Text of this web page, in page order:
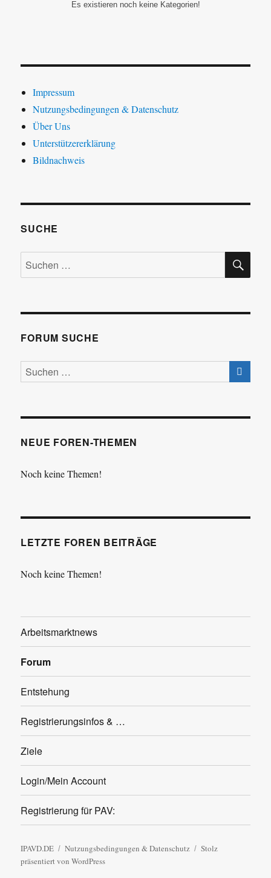
Es existieren noch keine Kategorien!
Impressum
Nutzungsbedingungen & Datenschutz
Über Uns
Unterstützererklärung
Bildnachweis
SUCHE
Suchen
nach:
FORUM SUCHE
NEUE FOREN-THEMEN
Noch keine Themen!
LETZTE FOREN BEITRÄGE
Noch keine Themen!
Arbeitsmarktnews
Forum
Entstehung
Registrierungsinfos & …
Ziele
Login/Mein Account
Registrierung für PAV:
IPAVD.DE Nutzungsbedingungen & Datenschutz
Stolz
präsentiert von WordPress